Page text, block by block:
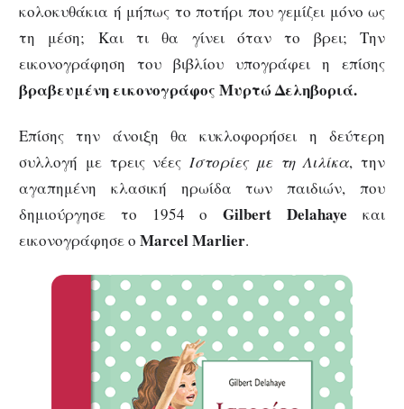
κολοκυθάκια ή μήπως το ποτήρι που γεμίζει μόνο ως
τη μέση; Και τι θα γίνει όταν το βρει; Την
εικονογράφηση του βιβλίου υπογράφει η επίσης
βραβευμένη εικονογράφος Μυρτώ Δεληβοριά.
Επίσης την άνοιξη θα κυκλοφορήσει η δεύτερη
συλλογή με τρεις νέες Ιστορίες με τη Λιλίκα, την
αγαπημένη κλασική ηρωίδα των παιδιών, που
δημιούργησε το 1954 οGilbert Delahaye και
εικονογράφησε ο MarcelMarlier.